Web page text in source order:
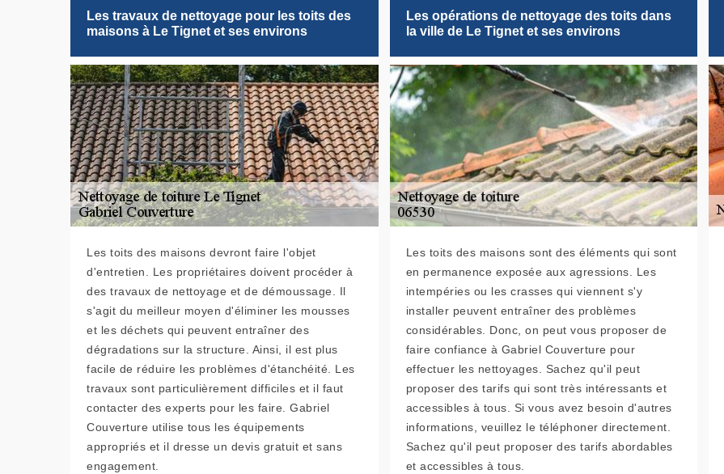
Les travaux de nettoyage pour les toits des
maisons à Le Tignet et ses environs
Les toits des maisons devront faire l'objet
d'entretien. Les propriétaires doivent procéder à
des travaux de nettoyage et de démoussage. Il
s'agit du meilleur moyen d'éliminer les mousses
et les déchets qui peuvent entraîner des
dégradations sur la structure. Ainsi, il est plus
facile de réduire les problèmes d'étanchéité. Les
travaux sont particulièrement difficiles et il faut
contacter des experts pour les faire. Gabriel
Couverture utilise tous les équipements
appropriés et il dresse un devis gratuit et sans
engagement.
Les opérations de nettoyage des toits dans
la ville de Le Tignet et ses environs
Les toits des maisons sont des éléments qui sont
en permanence exposée aux agressions. Les
intempéries ou les crasses qui viennent s'y
installer peuvent entraîner des problèmes
considérables. Donc, on peut vous proposer de
faire confiance à Gabriel Couverture pour
effectuer les nettoyages. Sachez qu'il peut
proposer des tarifs qui sont très intéressants et
accessibles à tous. Si vous avez besoin d'autres
informations, veuillez le téléphoner directement.
Sachez qu'il peut proposer des tarifs abordables
et accessibles à tous.